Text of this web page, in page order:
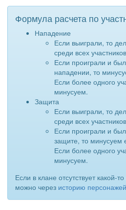
Формула расчета по
Нападение
Если выиграли, то
среди всех
Если проиграли и
нападении, то
Если более одного
минусуем.
Защита
Если выиграли, то
среди всех
Если проиграли и
защите, то минусуем
Если более одного
минусуем.
Если в клане отсутствует какой-
можно через историю персонажей